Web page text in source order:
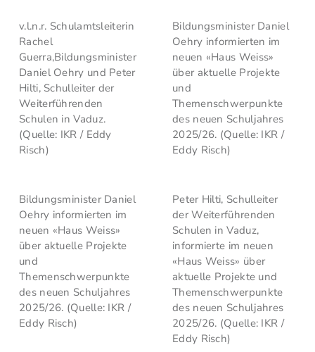
v.l.n.r. Schulamtsleiterin
Rachel
Guerra,Bildungsminister
Daniel Oehry und Peter
Hilti, Schulleiter der
Weiterführenden
Schulen in Vaduz.
(Quelle: IKR / Eddy
Risch)
Bildungsminister Daniel
Oehry informierten im
neuen «Haus Weiss»
über aktuelle Projekte
und
Themenschwerpunkte
des neuen Schuljahres
2025/26. (Quelle: IKR /
Eddy Risch)
Bildungsminister Daniel
Oehry informierten im
neuen «Haus Weiss»
über aktuelle Projekte
und
Themenschwerpunkte
des neuen Schuljahres
2025/26. (Quelle: IKR /
Eddy Risch)
Peter Hilti, Schulleiter
der Weiterführenden
Schulen in Vaduz,
informierte im neuen
«Haus Weiss» über
aktuelle Projekte und
Themenschwerpunkte
des neuen Schuljahres
2025/26. (Quelle: IKR /
Eddy Risch)